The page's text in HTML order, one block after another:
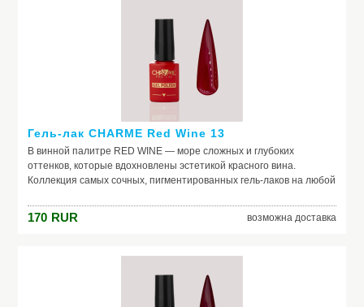
Гель-лак CHARME Red Wine 13
В винной палитре RED WINE — море сложных и глубоких
оттенков, которые вдохновлены эстетикой красного вина.
Коллекция самых сочных, пигментированных гель-лаков на любой
вдохновением. Скорее открывай свой, как бутылку изысканного
вина, и пили шедевральные nails.
170 RUR возможна доставка